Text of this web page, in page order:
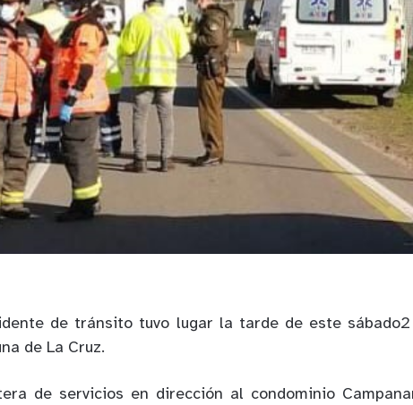
de tránsito tuvo lugar la tarde de este
de La Cruz.
de servicios en dirección al condominio